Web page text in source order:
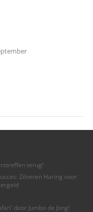
terug!
Zilveren Haring voor
door Jumbo de Jong!